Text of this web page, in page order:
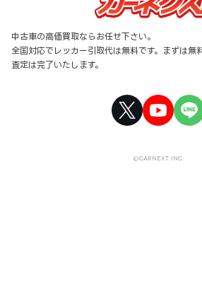
中古車の高価買取ならお任せ下さい。
全国対応でレッカー引取代は無料です。まずは無
査定は完了いたします。
©CARNEXT INC.